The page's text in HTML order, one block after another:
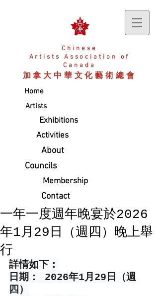
Chinese
Artists Association of
Canada
加拿大中華文化藝術總會
Home
Artists
Exhibitions
Activities
About
Councils
Membership
Contact
一年一度週年晚宴於2026
年1月29日（週四）晚上舉
行
詳情如下：
日期： 2026年1月29日（週
四）